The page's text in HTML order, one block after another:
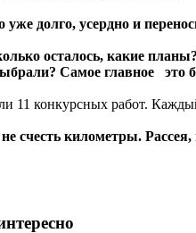
уже долго, усердно и
осталось, какие
Самое главное это
11 конкурсных работ.
счесть километры.